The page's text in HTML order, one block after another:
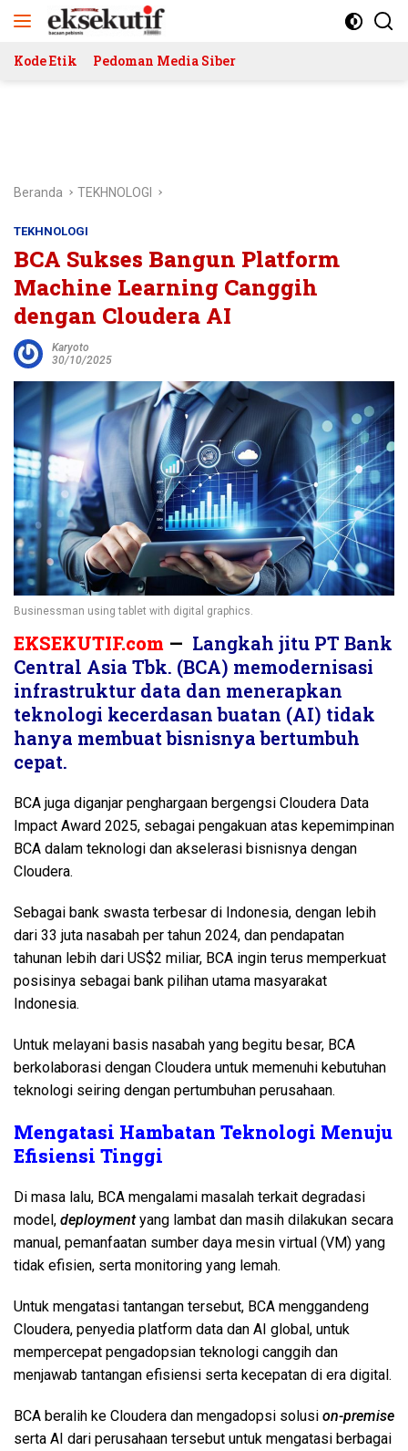
Kode Etik Pedoman Media Siber
Beranda TEKHNOLOGI
TEKHNOLOGI
BCA Sukses Bangun Platform
Machine Learning Canggih
dengan Cloudera AI
Karyoto
30/10/2025
Businessman using tablet with digital graphics.
EKSEKUTIF.com — Langkah jitu PT Bank
Central Asia Tbk. (BCA) memodernisasi
infrastruktur data dan menerapkan
teknologi kecerdasan buatan (AI) tidak
hanya membuat bisnisnya bertumbuh
cepat.
BCA juga diganjar penghargaan bergengsi Cloudera Data
Impact Award 2025, sebagai pengakuan atas kepemimpinan
BCA dalam teknologi dan akselerasi bisnisnya dengan
Cloudera.
Sebagai bank swasta terbesar di Indonesia, dengan lebih
dari 33 juta nasabah per tahun 2024, dan pendapatan
tahunan lebih dari US$2 miliar, BCA ingin terus memperkuat
posisinya sebagai bank pilihan utama masyarakat
Indonesia.
Untuk melayani basis nasabah yang begitu besar, BCA
berkolaborasi dengan Cloudera untuk memenuhi kebutuhan
teknologi seiring dengan pertumbuhan perusahaan.
Mengatasi Hambatan Teknologi Menuju
Efisiensi Tinggi
Di masa lalu, BCA mengalami masalah terkait degradasi
model, deploymentyang lambat dan masih dilakukan secara
manual, pemanfaatan sumber daya mesin virtual (VM) yang
tidak efisien, serta monitoring yang lemah.
Untuk mengatasi tantangan tersebut, BCA menggandeng
Cloudera, penyedia platform data dan AI global, untuk
mempercepat pengadopsian teknologi canggih dan
menjawab tantangan efisiensi serta kecepatan di era digital.
BCA beralih ke Cloudera dan mengadopsi solusi on-premise
serta AI dari perusahaan tersebut untuk mengatasi berbagai